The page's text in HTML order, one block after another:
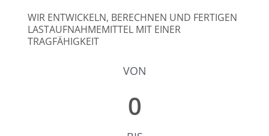
WIR ENTWICKELN, BERECHNEN UND FERTIGEN
LASTAUFNAHMEMITTEL MIT EINER
TRAGFÄHIGKEIT
VON
0